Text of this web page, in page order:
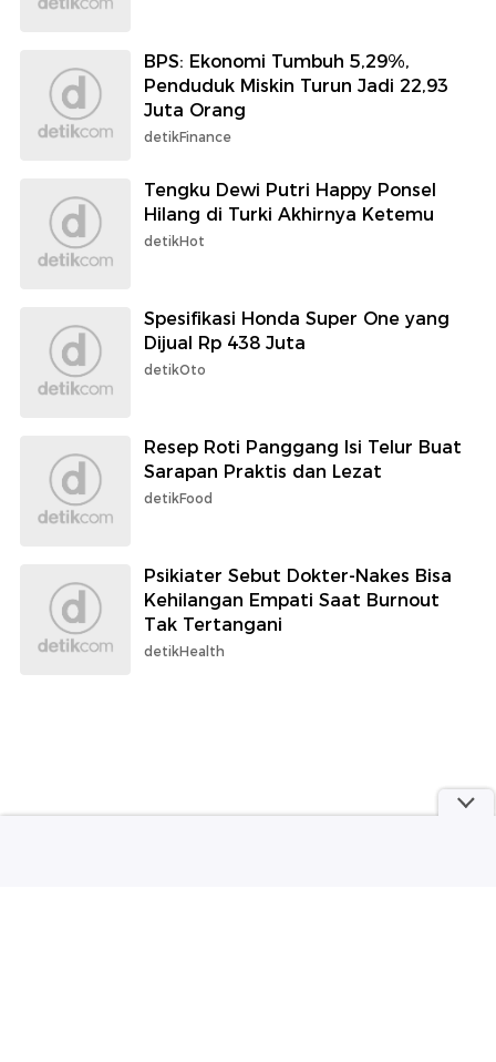
BPS: Ekonomi Tumbuh 5,29%,
Penduduk Miskin Turun Jadi 22,93
Juta Orang
detikFinance
Tengku Dewi Putri Happy Ponsel
Hilang di Turki Akhirnya Ketemu
detikHot
Spesifikasi Honda Super One yang
Dijual Rp 438 Juta
detikOto
Resep Roti Panggang Isi Telur Buat
Sarapan Praktis dan Lezat
detikFood
Psikiater Sebut Dokter-Nakes Bisa
Kehilangan Empati Saat Burnout
Tak Tertangani
detikHealth